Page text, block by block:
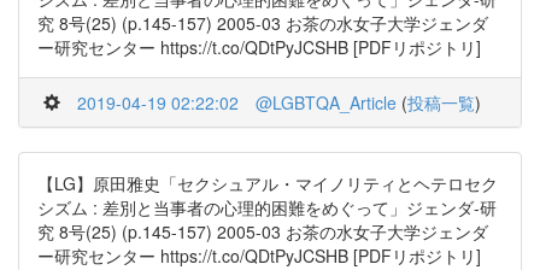
究 8号(25) (p.145-157) 2005-03 お茶の水女子大学ジェンダ
ー研究センター https://t.co/QDtPyJCSHB [PDFリポジトリ]
2019-04-19 02:22:02 @LGBTQA_Article (投稿一覧)
【LG】原田雅史「セクシュアル・マイノリティとヘテロセク
シズム : 差別と当事者の心理的困難をめぐって」ジェンダ-研
究 8号(25) (p.145-157) 2005-03 お茶の水女子大学ジェンダ
ー研究センター https://t.co/QDtPyJCSHB [PDFリポジトリ]